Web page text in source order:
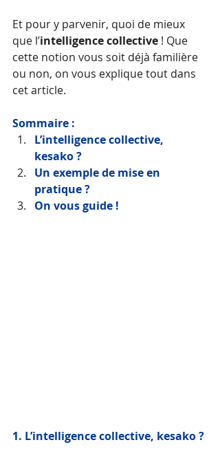
Et pour y parvenir, quoi de mieux
que l’intelligence collective ! Que
cette notion vous soit déjà familière
ou non, on vous explique tout dans
cet article.
Sommaire :
L’intelligence collective,
kesako ?
Un exemple de mise en
pratique ?
On vous guide !
1. L’intelligence collective, kesako ?